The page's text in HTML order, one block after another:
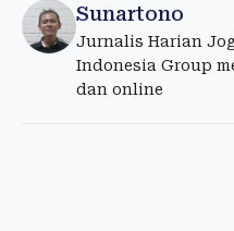
Sunartono
Jurnalis Harian
Indonesia Group
dan online